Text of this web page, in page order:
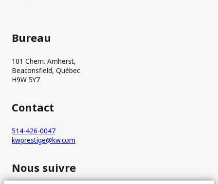
Bureau
101 Chem. Amherst,
Beaconsfield, Québec
H9W 5Y7
Contact
514-426-0047
kwprestige@kw.com
Nous suivre